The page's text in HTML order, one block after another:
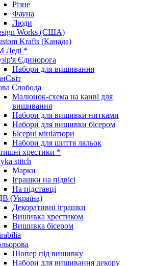
Різне
Фауна
Люди
Works (США)
Krafts (Канада)
Леді *
Єдинорога
Набори для вишивання
Слобода
Малюнок-схема на канві для
вишивання
Набори для вишивки нитками
Набори для вишивки бісером
Бісерні мініатюри
Набори для шиття ляльок
хрестики *
stitch
Марки
Іграшки на підвісі
На підставці
(Україна)
Декоративні іграшки
Вишивка хрестиком
Вишивка бісером
Шопер під вишивку
Набори для вишивання декору